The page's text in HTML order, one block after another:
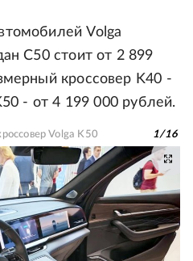
Volga
C50 стоит от 2 899
кроссовер K40 -
- от 4 199 000 рублей.
Volga K50 1/16